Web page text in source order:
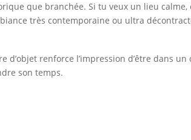
que branchée. Si tu veux un lieu calme,
très contemporaine ou ultra
renforce l’impression d’être dans un
son temps.